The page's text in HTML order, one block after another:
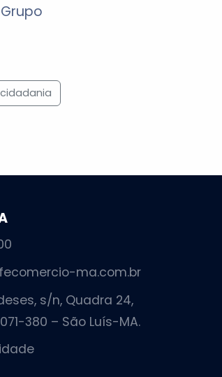
cidadania
ma.com.br
s/n, Quadra 24,
380 – São Luís-MA.